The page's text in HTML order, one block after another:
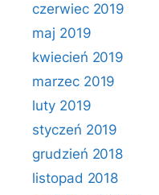
czerwiec 2019
maj 2019
kwiecień 2019
marzec 2019
luty 2019
styczeń 2019
grudzień 2018
listopad 2018